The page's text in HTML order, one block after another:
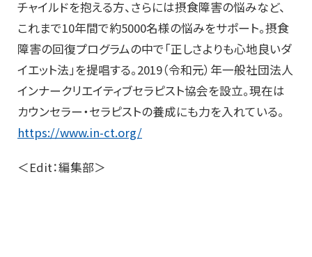
チャイルドを抱える方、さらには摂食障害の悩みなど、
これまで10年間で約5000名様の悩みをサポート。摂食
障害の回復プログラムの中で「正しさよりも心地良いダ
イエット法」を提唱する。2019（令和元）年一般社団法人
インナークリエイティブセラピスト協会を設立。現在は
カウンセラー・セラピストの養成にも力を入れている。
https://www.in-ct.org/
＜Edit：編集部＞